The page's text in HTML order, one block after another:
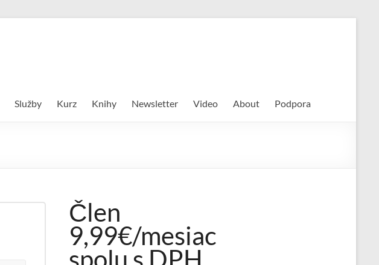
Služby Kurz Knihy Newsletter Video About Podpora
Člen
9,99€/mesiac
spolu s DPH